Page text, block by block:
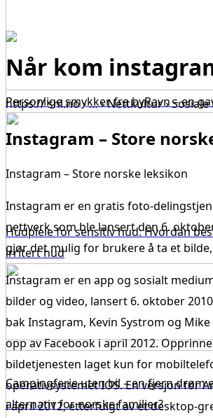
Personlige smykker fra byRavn – en
Hudpleie for sensitiv hud: Hvordan
irritert hud
Campingferie uten bil – en fjern drøm
alternativ for norske familier?
Når kom
https:// snl.no › … › Nettkultur ›
Instagram – Store
Instagram – Store norske leksikon
Instagram er en gratis foto-
nettverk som ble lansert den 6.
gjør det mulig for brukere å ta et
Instagram er en app og sosialt
bilder og video, lansert 6. oktober
bak Instagram, Kevin Systrom og
opp av Facebook i april 2012.
bildetjenesten laget kun for
operativsystemet IOS. En versjon for
i april 2012, etterfulgt av et desktop-